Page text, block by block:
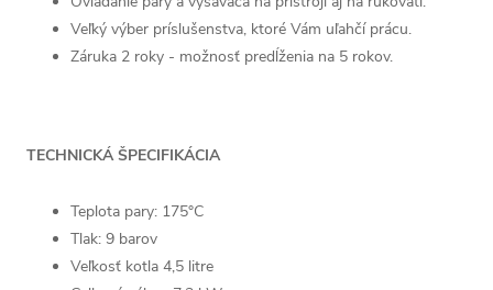
Veľký výber príslušenstva, ktoré Vám uľahčí prácu.
Záruka 2 roky - možnosť predĺženia na 5 rokov.
TECHNICKÁ ŠPECIFIKÁCIA
Teplota pary: 175°C
Tlak: 9 barov
Veľkosť kotla 4,5 litre